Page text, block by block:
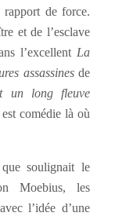
de force.
et de l’esclave
l’excellent La
assassinesde
un long fleuve
comédie là où
soulignait le
Moebius, les
l’idée d’une